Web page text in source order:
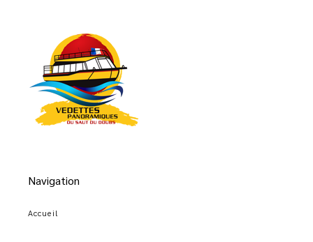
Navigation
Accueil